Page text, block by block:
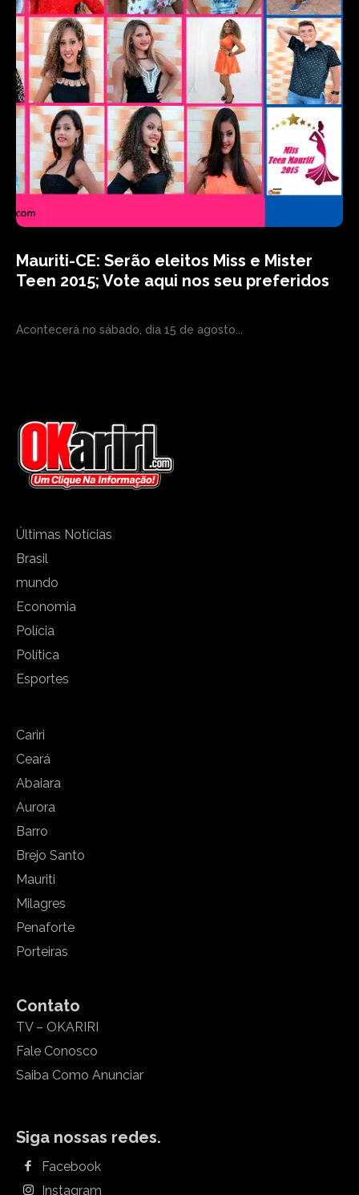
Mauriti-CE: Serão eleitos Miss e Mister
Teen 2015; Vote aqui nos seu preferidos
Acontecerá no sábado, dia 15 de agosto...
Últimas Notícias
Brasil
mundo
Economia
Polícia
Política
Esportes
Cariri
Ceará
Abaiara
Aurora
Barro
Brejo Santo
Mauriti
Milagres
Penaforte
Porteiras
Contato
TV – OKARIRI
Fale Conosco
Saiba Como Anunciar
Siga nossas redes.
Facebook
Instagram